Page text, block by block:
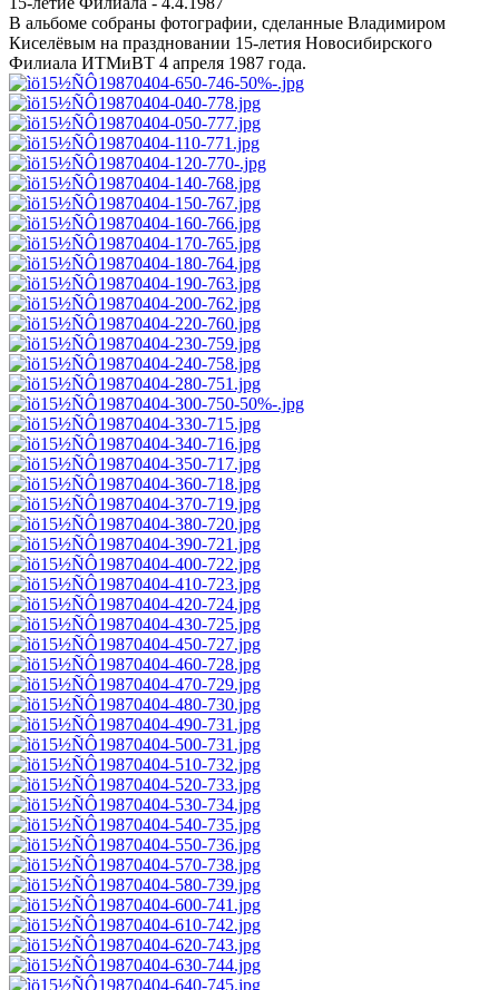
В альбоме собраны фотографии, сделанные Владимиром
Киселёвым на праздновании 15-летия Новосибирского
Филиала ИТМиВТ 4 апреля 1987 года.